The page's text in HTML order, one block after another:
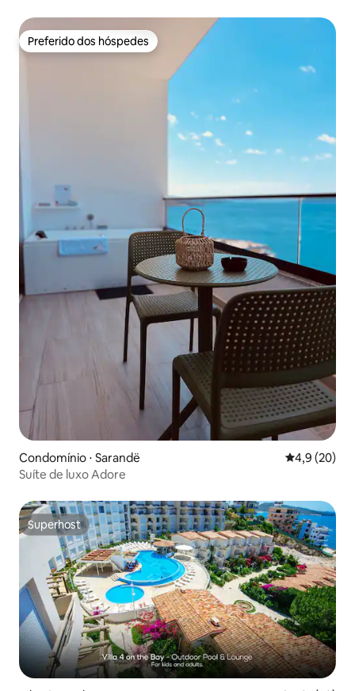
Preferido dos hóspedes
Preferido dos hóspedes
Condomínio ⋅ Sarandë 4,9 de uma
4,9 (20)
Suíte de luxo Adore
Superhost
Superhost